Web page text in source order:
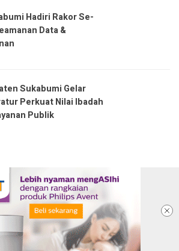
Hadiri Rakor Se-
Data &
Sukabumi Gelar
Perkuat Nilai Ibadah
Publik